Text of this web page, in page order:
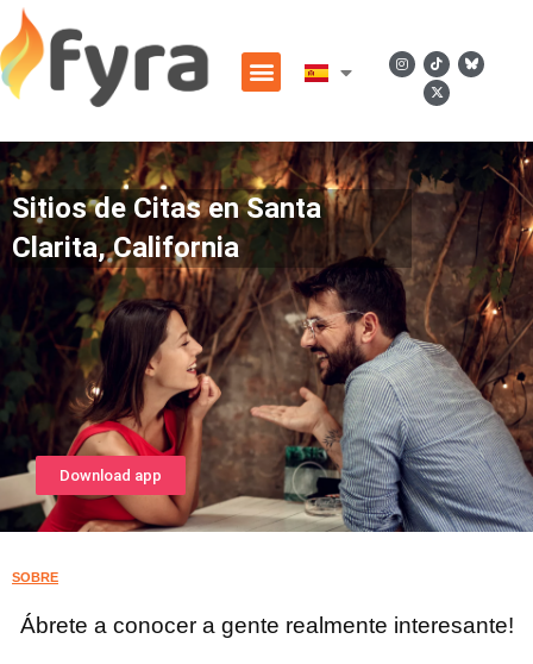
Sitios de Citas en Santa
Clarita, California
Download app
SOBRE
Ábrete a conocer a gente realmente interesante!